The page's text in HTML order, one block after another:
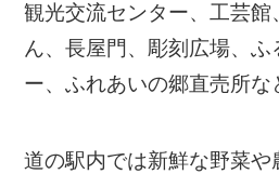
観光交流センター、工芸館
ん、長屋門、彫刻広場、ふ
ー、ふれあいの郷直売所な
道の駅内では新鮮な野菜や